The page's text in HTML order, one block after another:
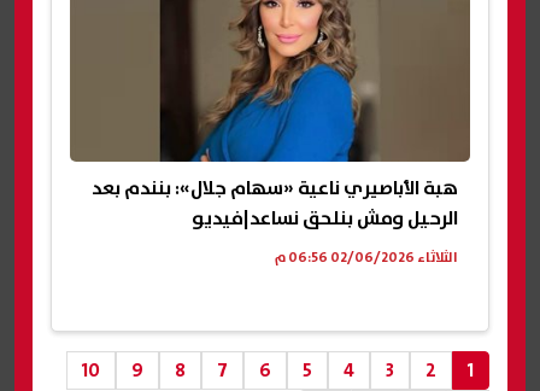
هبة الأباصيري ناعية «سهام جلال»: بنندم بعد
الرحيل ومش بنلحق نساعد|فيديو
الثلاثاء 02/06/2026 06:56 م
1
2
3
4
5
6
7
8
9
10